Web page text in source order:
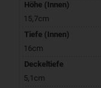
Höhe (Innen)
15,7cm
Tiefe (Innen)
16cm
Deckeltiefe
5,1cm